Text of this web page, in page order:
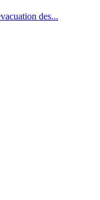
des...